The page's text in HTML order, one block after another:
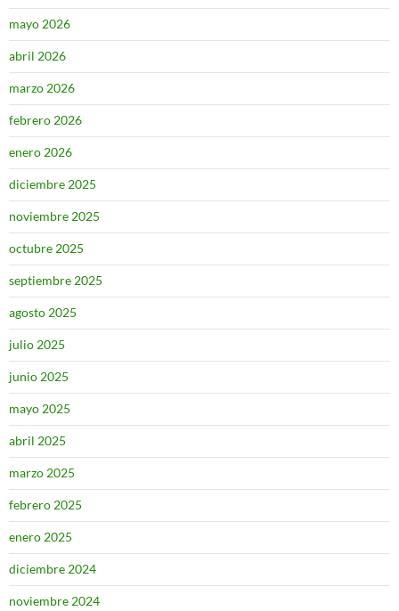
mayo 2026
abril 2026
marzo 2026
febrero 2026
enero 2026
diciembre 2025
noviembre 2025
octubre 2025
septiembre 2025
agosto 2025
julio 2025
junio 2025
mayo 2025
abril 2025
marzo 2025
febrero 2025
enero 2025
diciembre 2024
noviembre 2024